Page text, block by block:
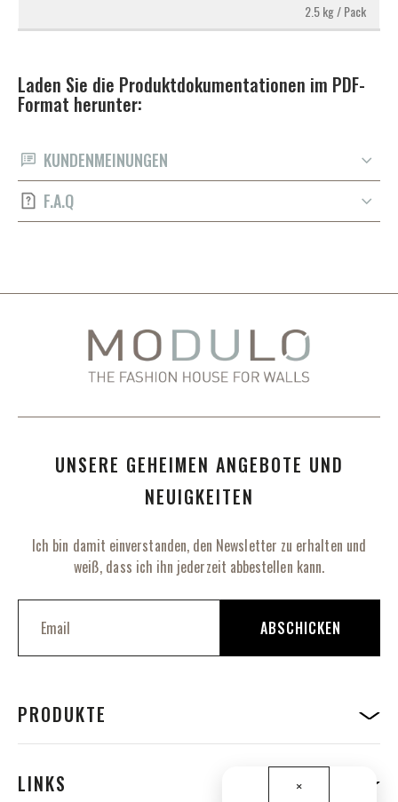
2.5 kg / Pack
Laden Sie die Produktdokumentationen im PDF-
Format herunter:
KUNDENMEINUNGEN
F.A.Q
UNSERE GEHEIMEN ANGEBOTE UND
NEUIGKEITEN
Ich bin damit einverstanden, den Newsletter zu erhalten und
weiß, dass ich ihn jederzeit abbestellen kann.
d
S
i
e
i
c
ABSCHICKEN
PRODUKTE
LINKS ×